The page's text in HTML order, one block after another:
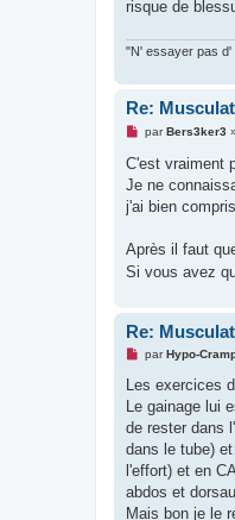
u
risque de
"N' essayer pas d'
Re:
M
s
s
a
g
e
o
n
parBers3ker3 »
C'est vraiment
Je ne
j'ai bien
Après il faut
Si vous avez
Re:
M
s
a
g
n
o
l
u
parHypo-
Les exercices
Le gainage lui
de rester dans
dans le tube)
l'effort) et en
abdos et
Mais bon je le